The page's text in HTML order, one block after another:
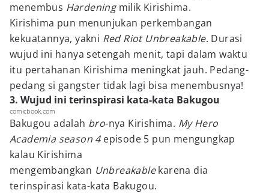
menembus Hardeningmilik Kirishima.
Kirishima pun menunjukan perkembangan
kekuatannya, yakni Red Riot Unbreakable. Durasi
wujud ini hanya setengah menit, tapi dalam waktu
itu pertahanan Kirishima meningkat jauh. Pedang-
pedang si gangster tidak lagi bisa menembusnya!
3. Wujud ini terinspirasi kata-kata Bakugou
comicbook.com
Bakugou adalah bro-nya Kirishima. My Hero
Academia season 4 episode 5 pun mengungkap
kalau Kirishima
mengembangkan Unbreakablekarena dia
terinspirasi kata-kata Bakugou.